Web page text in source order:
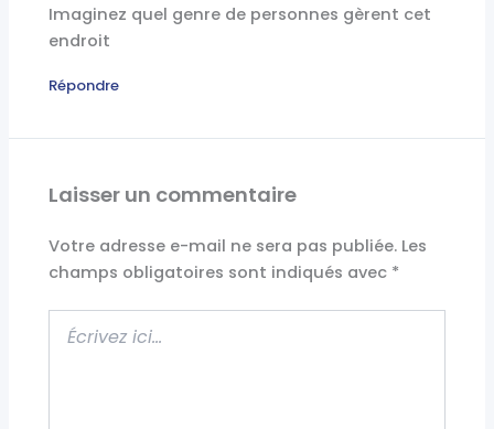
Imaginez quel genre de personnes gèrent cet
endroit
Répondre
Laisser un commentaire
Votre adresse e-mail ne sera pas publiée. Les
champs obligatoires sont indiqués avec *
ici…